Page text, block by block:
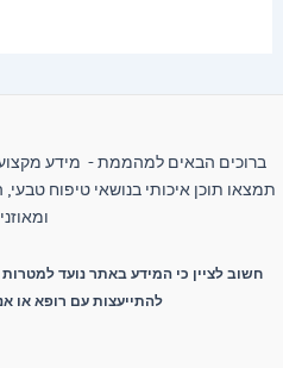
ברוכים הבאים למהממת - מידע
תמצאו תוכן איכותי בנושאי טיפוח טבעי,
חשוב לציין כי המידע באתר נועד
להתייעצות עם רופא או